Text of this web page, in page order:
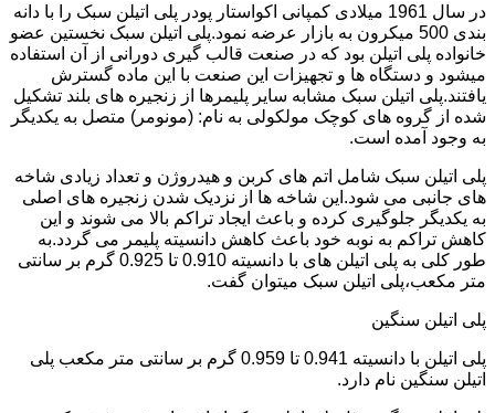
در سال 1961 میلادی کمپانی اکواستار پودر پلی اتیلن سبک را با دانه
بندی 500 میکرون به بازار عرضه نمود.پلی اتیلن سبک نخستین عضو
خانواده پلی اتیلن بود که در صنعت قالب گیری دورانی از آن استفاده
میشود و دستگاه ها و تجهیزات این صنعت با این ماده گسترش
یافتند.پلی اتیلن سبک مشابه سایر پلیمرها از زنجیره های بلند تشکیل
شده از گروه های کوچک مولکولی به نام: (مونومر) متصل به یکدیگر
به وجود آمده است.
پلی اتیلن سبک شامل اتم های کربن و هیدروژن و تعداد زیادی شاخه
های جانبی می شود.این شاخه ها از نزدیک شدن زنجیره های اصلی
به یکدیگر جلوگیری کرده و باعث ایجاد تراکم بالا می شوند و این
کاهش تراکم به نوبه خود باعث کاهش دانسیته پلیمر می گردد.به
طور کلی به پلی اتیلن های با دانسیته 0.910 تا 0.925 گرم بر سانتی
متر مکعب،پلی اتیلن سبک میتوان گفت.
پلی اتیلن سنگین
پلی اتیلن با دانسیته 0.941 تا 0.959 گرم بر سانتی متر مکعب پلی
اتیلن سنگین نام دارد.